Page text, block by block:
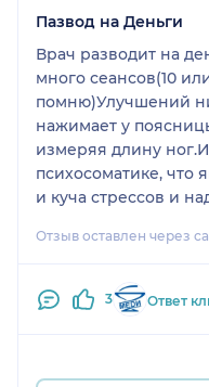
Пазвод на Деньги
Врач разводит на
много сеансов(10
помню)Улучшений
нажимает у
измеряя длину
психосоматике, что
и куча стрессов и
на этого Псевдо
скидкой почти 8000
терпела этого
Отзыв оставлен через
3 Ответ